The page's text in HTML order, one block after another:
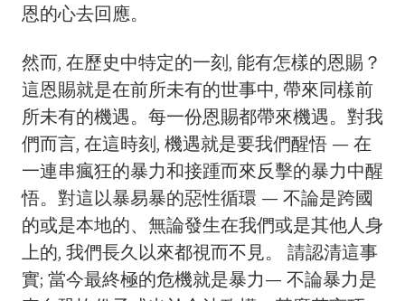
恩的心去回應。
然而, 在歷史中特定的一刻, 能有怎樣的恩賜？
這恩賜就是在前所未有的世事中, 帶來同樣前
所未有的機遇。每一份恩賜都帶來機遇。對我
們而言, 在這時刻, 機遇就是要我們醒悟 — 在
一連串瘋狂的暴力和接踵而來反擊的暴力中醒
悟。對這以暴易暴的惡性循環 — 不論是跨國
的或是本地的、無論發生在我們或是其他人身
上的, 我們長久以來都視而不見。 請認清這事
實; 當今最終極的危機就是暴力— 不論暴力是